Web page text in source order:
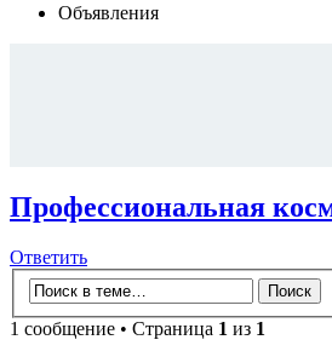
Объявления
Профессиональная
Ответить
1 сообщение • Страница 1 из 1